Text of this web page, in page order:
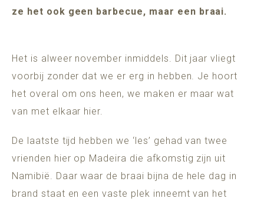
ze het ook geen barbecue, maar een braai.
Het is alweer november inmiddels. Dit jaar vliegt
voorbij zonder dat we er erg in hebben. Je hoort
het overal om ons heen, we maken er maar wat
van met elkaar hier.
De laatste tijd hebben we ‘les’ gehad van twee
vrienden hier op Madeira die afkomstig zijn uit
Namibië. Daar waar de braai bijna de hele dag in
brand staat en een vaste plek inneemt van het